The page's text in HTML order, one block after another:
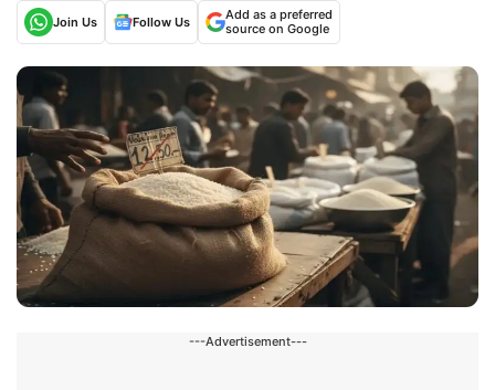
Join Us
Follow Us
Add as a preferred
source on Google
---Advertisement---